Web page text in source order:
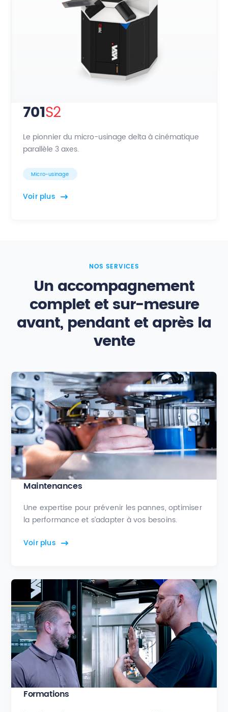
701S2
Le pionnier du micro-usinage delta à cinématique
parallèle 3 axes.
Micro-usinage
Voir plus
NOS SERVICES
Un accompagnement
complet et sur-mesure
avant, pendant et après la
vente
Maintenances
Une expertise pour prévenir les pannes, optimiser
la performance et s’adapter à vos besoins.
Voir plus
Formations